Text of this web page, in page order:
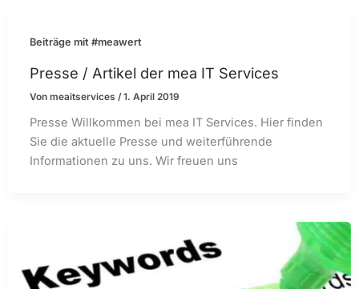
Beiträge mit #meawert
Presse / Artikel der mea IT Services
Vonmeaitservices /1. April 2019
Presse Willkommen bei mea IT Services. Hier finden
Sie die aktuelle Presse und weiterführende
Informationen zu uns. Wir freuen uns